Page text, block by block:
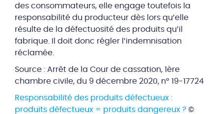
des consommateurs, elle engage toutefois la
responsabilité du producteur dès lors qu’elle
résulte de la défectuosité des produits qu’il
fabrique. Il doit donc régler l’indemnisation
réclamée.
Source : Arrêt de la Cour de cassation, 1ère
chambre civile, du 9 décembre 2020, n° 19-17724
Responsabilité des produits défectueux :
produits défectueux = produits dangereux ? ©